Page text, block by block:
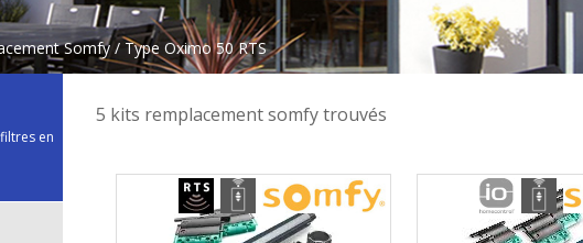
Somfy / Type Oximo 50 RTS
en
5 kits remplacement somfy trouvés